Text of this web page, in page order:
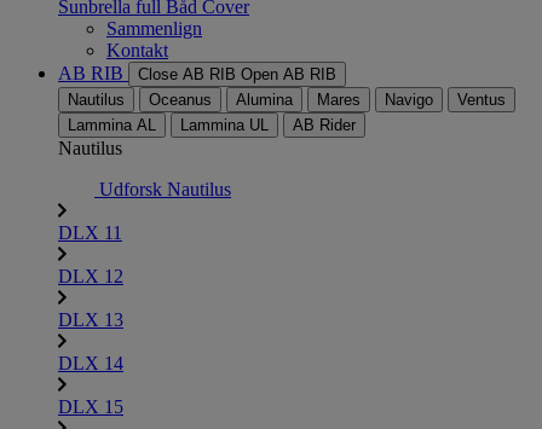
Sunbrella full Båd Cover
Sammenlign
Kontakt
AB RIB
Close AB RIB Open AB RIB
Nautilus
Oceanus Alumina Mares Navigo
Ventus
Lammina AL
Lammina UL AB Rider
Nautilus
Udforsk Nautilus
DLX 11
DLX 12
DLX 13
DLX 14
DLX 15